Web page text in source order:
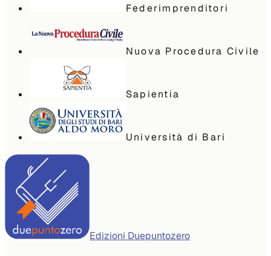
Federimprenditori
Nuova Procedura Civile
Sapientia
Università di Bari
Edizioni Duepuntozero